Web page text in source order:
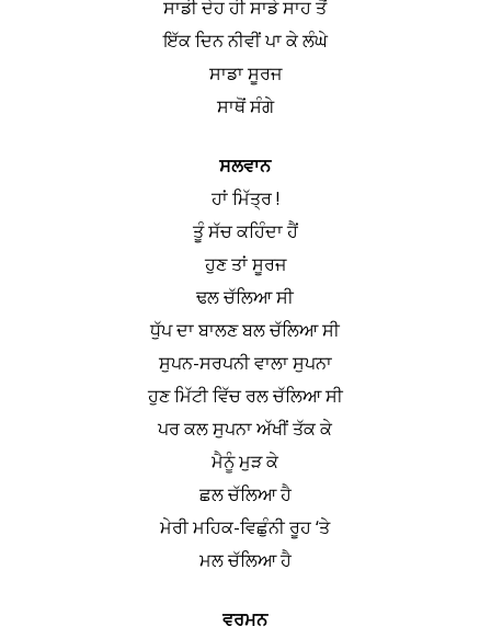
ਸਾਡੀ ਦੇਹ ਹੀ ਸਾਡੇ ਸਾਹ ਤੋਂ
ਇੱਕ ਦਿਨ ਨੀਵੀਂ ਪਾ ਕੇ ਲੰਘੇ
ਸਾਡਾ ਸੂਰਜ
ਸਾਥੋਂ ਸੰਗੇ
ਸਲਵਾਨ
ਹਾਂ ਮਿੱਤ੍ਰ !
ਤੂੰ ਸੱਚ ਕਹਿੰਦਾ ਹੈਂ
ਹੁਣ ਤਾਂ ਸੂਰਜ
ਢਲ ਚੱਲਿਆ ਸੀ
ਧੁੱਪ ਦਾ ਬਾਲਣ ਬਲ ਚੱਲਿਆ ਸੀ
ਸੁਪਨ-ਸਰਪਨੀ ਵਾਲਾ ਸੁਪਨਾ
ਹੁਣ ਮਿੱਟੀ ਵਿੱਚ ਰਲ ਚੱਲਿਆ ਸੀ
ਪਰ ਕਲ ਸੁਪਨਾ ਅੱਖੀਂ ਤੱਕ ਕੇ
ਮੈਨੂੰ ਮੁੜ ਕੇ
ਛਲ ਚੱਲਿਆ ਹੈ
ਮੇਰੀ ਮਹਿਕ-ਵਿਛੁੰਨੀ ਰੂਹ ‘ਤੇ
ਮਲ ਚੱਲਿਆ ਹੈ
ਵਰਮਨ